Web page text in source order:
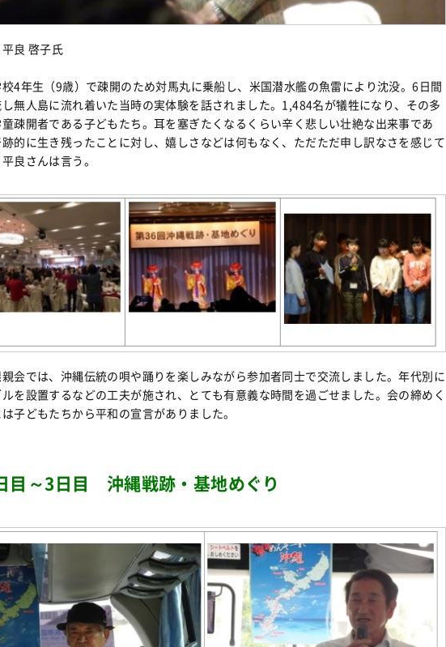
良 啓子氏
校4年生（9歳）で疎開のため対馬丸に乗船し、米国潜水艦の魚雷により沈没。6日間
し無人島に流れ着いた当時の実体験を話されました。1,484名が犠牲になり、その多
童疎開者である子どもたち。耳を塞ぎたくなるくらい辛く悲しい壮絶な出来事であ
跡的に生き残ったことに対し、嬉しさなどは何もなく、ただただ申し訳なさを感じて
良さんは言う。
会では、沖縄伝統の唄や踊りを楽しみながら参加者同士で交流しました。年代別に
を設置するなどの工夫が施され、とても有意義な時間を過ごせました。会の締めく
は子どもたちから平和の宣言がありました。
目～3日目 沖縄戦跡・基地めぐり